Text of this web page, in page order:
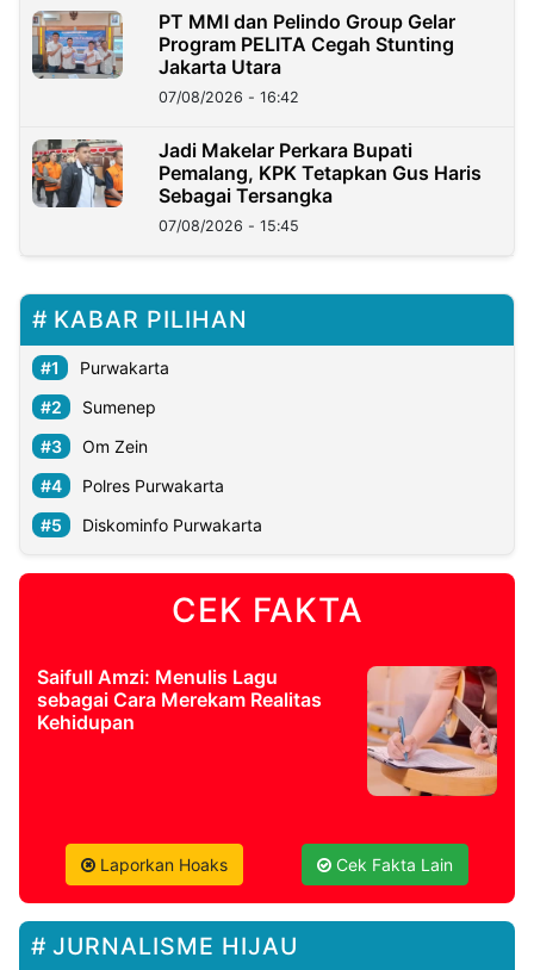
PT MMI dan Pelindo Group Gelar
Program PELITA Cegah Stunting
Jakarta Utara
07/08/2026 - 16:42
Jadi Makelar Perkara Bupati
Pemalang, KPK Tetapkan Gus Haris
Sebagai Tersangka
07/08/2026 - 15:45
KABAR PILIHAN
Purwakarta
Sumenep
Om Zein
Polres Purwakarta
Diskominfo Purwakarta
CEK FAKTA
Saifull Amzi: Menulis Lagu
sebagai Cara Merekam Realitas
Kehidupan
Laporkan Hoaks Cek Fakta Lain
JURNALISME HIJAU